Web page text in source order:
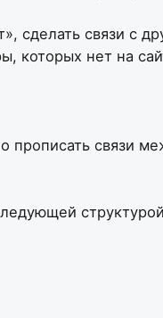
связи с
которых нет на
связи